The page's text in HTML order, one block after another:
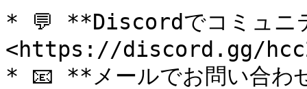
* 💬 **Discordでコミュニ
<https://discord.gg/
* 📧 **メールでお問い合わ